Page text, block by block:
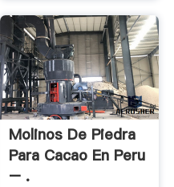
Molinos De Piedra
Para Cacao En Peru
– .